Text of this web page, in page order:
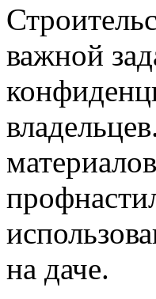
важной
на даче.